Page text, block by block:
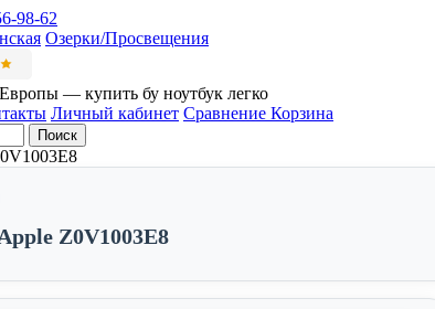
98-62
Озерки/Просвещения
— купить бу ноутбук легко
Личный кабинет Сравнение Корзина
Поиск
Z0V1003E8